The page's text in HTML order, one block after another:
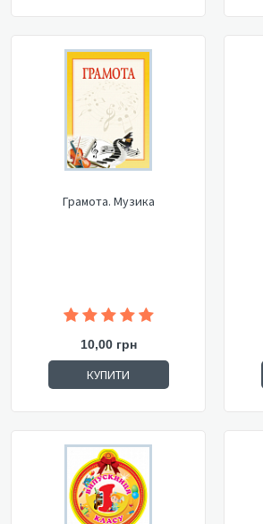
Грамота. Музика
10,00 грн
КУПИТИ